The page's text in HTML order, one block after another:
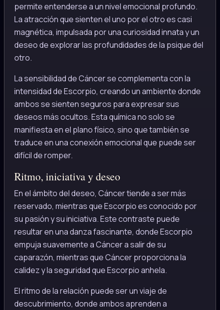
permite entenderse a un nivel emocional profundo.
La atracción que sienten el uno por el otro es casi
magnética, impulsada por una curiosidad innata y un
deseo de explorar las profundidades de la psique del
otro.
La sensibilidad de Cáncer se complementa con la
intensidad de Escorpio, creando un ambiente donde
ambos se sienten seguros para expresar sus
deseos más ocultos. Esta química no solo se
manifiesta en el plano físico, sino que también se
traduce en una conexión emocional que puede ser
difícil de romper.
Ritmo, iniciativa y deseo
En el ámbito del deseo, Cáncer tiende a ser más
reservado, mientras que Escorpio es conocido por
su pasión y su iniciativa. Este contraste puede
resultar en una danza fascinante, donde Escorpio
empuja suavemente a Cáncer a salir de su
caparazón, mientras que Cáncer proporciona la
calidez y la seguridad que Escorpio anhela.
El ritmo de la relación puede ser un viaje de
descubrimiento, donde ambos aprenden a